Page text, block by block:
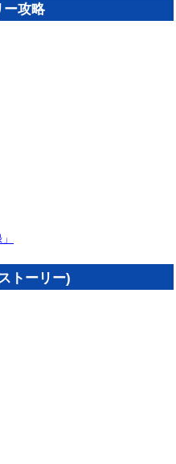
ー攻略
トーリー)